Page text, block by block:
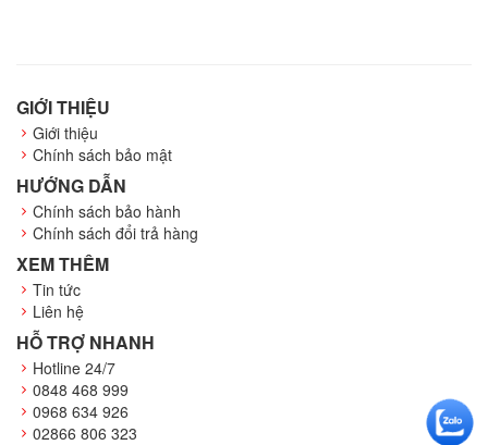
GIỚI THIỆU
Giới thiệu
Chính sách bảo mật
HƯỚNG DẪN
Chính sách bảo hành
Chính sách đổi trả hàng
XEM THÊM
Tin tức
Liên hệ
HỖ TRỢ NHANH
Hotline 24/7
0848 468 999
0968 634 926
02866 806 323